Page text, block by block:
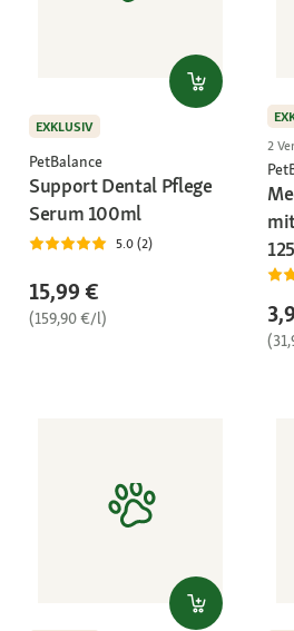
EXKLUSIV
PetBalance
Support Dental Pflege
Serum 100ml
5.0 (2)
15,99 €
(159,90 €/l)
2